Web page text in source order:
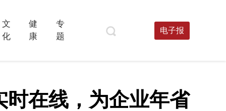
文
化
健
康
专
题
电子报
时在线，为企业年省